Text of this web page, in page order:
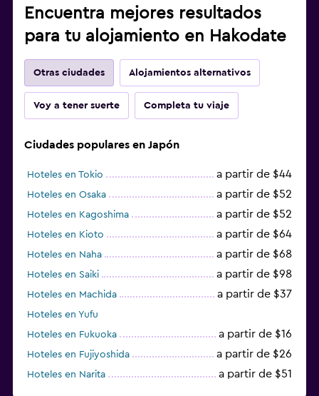
Encuentra mejores resultados
para tu alojamiento en Hakodate
Otras ciudades Alojamientos alternativos
Voy a tener suerte Completa tu viaje
Ciudades populares en Japón
Hoteles en Tokio a partir de $44
Hoteles en Osaka a partir de $52
Hoteles en Kagoshima a partir de $52
Hoteles en Kioto a partir de $64
Hoteles en Naha a partir de $68
Hoteles en Saiki a partir de $98
Hoteles en Machida a partir de $37
Hoteles en Yufu
Hoteles en Fukuoka
a partir de $16
Hoteles en Fujiyoshida a partir de $26
Hoteles en Narita a partir de $51